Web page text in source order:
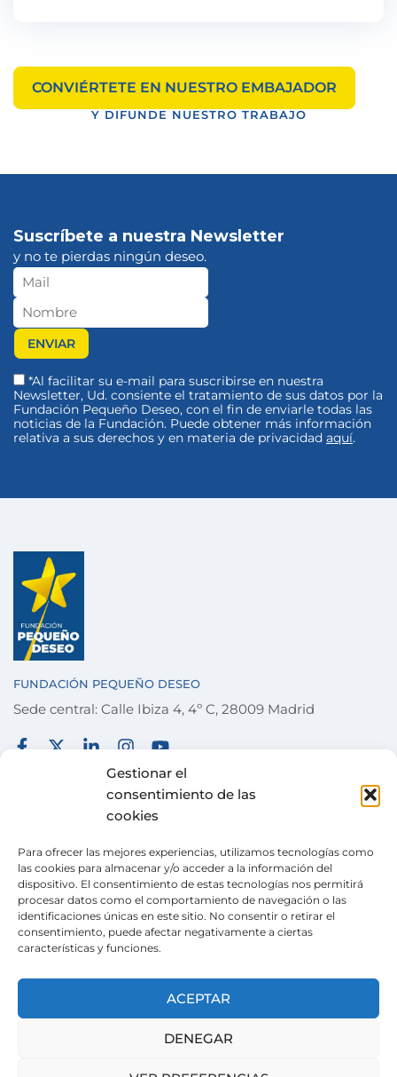
Gestionar el
consentimiento de las
cookies
Para ofrecer las mejores experiencias, utilizamos tecnologías como
las cookies para almacenar y/o acceder a la información del
dispositivo. El consentimiento de estas tecnologías nos permitirá
procesar datos como el comportamiento de navegación o las
identificaciones únicas en este sitio. No consentir o retirar el
consentimiento, puede afectar negativamente a ciertas
características y funciones.
ACEPTAR
DENEGAR
CONVIÉRTETE EN NUESTRO EMBAJADOR
Y DIFUNDE NUESTRO TRABAJO
Suscríbete a nuestra Newsletter
y no te pierdas ningún deseo.
*Al facilitar su e-mail para suscribirse en nuestra
Newsletter, Ud. consiente el tratamiento de sus datos por la
Fundación Pequeño Deseo, con el fin de enviarle todas las
noticias de la Fundación. Puede obtener más información
relativa a sus derechos y en materia de privacidad aquí.
FUNDACIÓN PEQUEÑO DESEO
Sede central: Calle Ibiza 4, 4º C, 28009 Madrid
ACTUALIDAD
TIENDA SOLIDARIA
VOLUNTARIADO
POLÍTICA DE PRIVACIDAD
CANAL DE DENUNCIAS
Pertenecemos a laWish Alliance. creada en 2024
gracias al apoyo de la Unión Europea, formada
por organizaciones europeas con la misma